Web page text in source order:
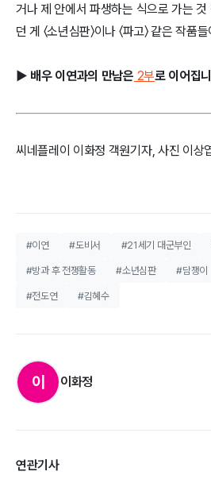
거나 제 안에서 파생하는 식으로 가는
던 게 〈소년심판〉이나 〈파고〉 같은 작품
▶ 배우 이연과의 만남은 2부로 이어집
씨네플레이 이화정 객원기자, 사진 이상
#이연 #도비서 #21세기 대군부인
#방과 후 전쟁활동 #소년심판 #담쟁이
#전도연 #김혜수
이 이화정
연관기사